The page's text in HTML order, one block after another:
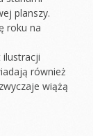
planszy.
roku na
ilustracji
również
wiążą